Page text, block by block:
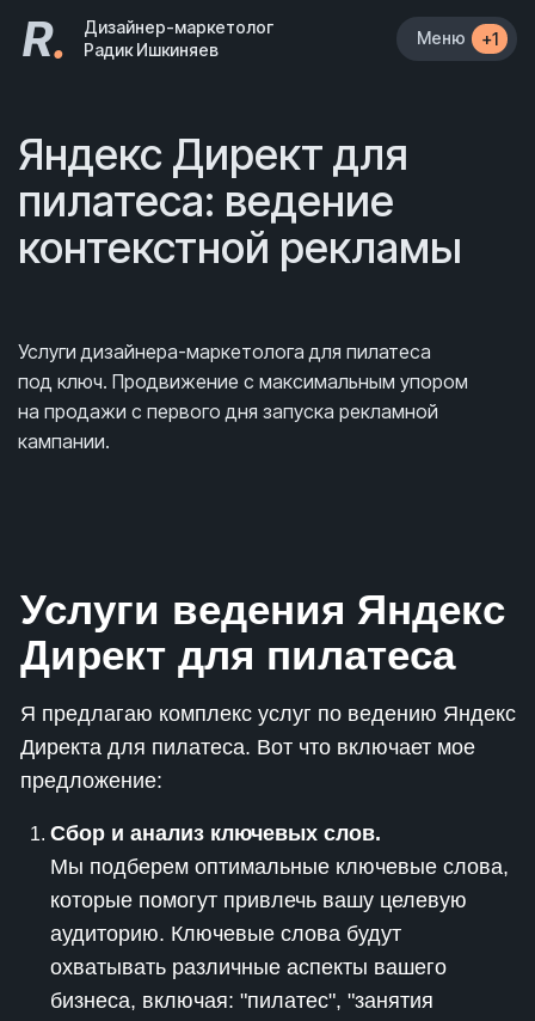
R.
Дизайнер-маркетолог
Радик Ишкиняев
Меню +1
Яндекс Директ для
пилатеса: ведение
контекстной рекламы
Услуги дизайнера-маркетолога для пилатеса
под ключ. Продвижение с максимальным упором
на продажи с первого дня запуска рекламной
кампании.
Услуги ведения Яндекс
Директ для пилатеса
Я предлагаю комплекс услуг по ведению Яндекс
Директа для пилатеса. Вот что включает мое
предложение:
Сбор и анализ ключевых слов.
Мы подберем оптимальные ключевые слова,
которые помогут привлечь вашу целевую
аудиторию. Ключевые слова будут
охватывать различные аспекты вашего
бизнеса, включая: "пилатес", "занятия